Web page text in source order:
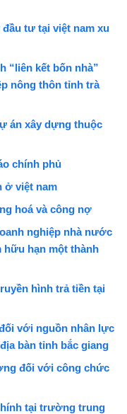
tư tại việt nam xu
“liên kết bốn nhà”
nông thôn tỉnh trà
án xây dựng thuộc
chính phủ
ở việt nam
hoá và công nợ
nghiệp nhà nước
hạn một thành
hình trả tiền tại
với nguồn nhân lực
bàn tỉnh bắc giang
đối với công chức
tại trường trung